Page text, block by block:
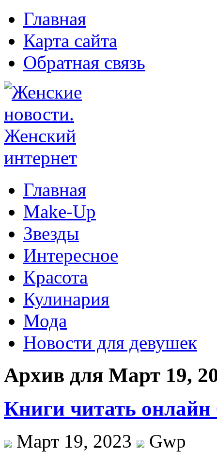
Главная
Карта сайта
Обратная связь
Главная
Make-Up
Звезды
Интересное
Красота
Кулинария
Мода
Новости для девушек
Архив для Март 19,
Книги читать онлайн
Март 19, 2023
Gwp